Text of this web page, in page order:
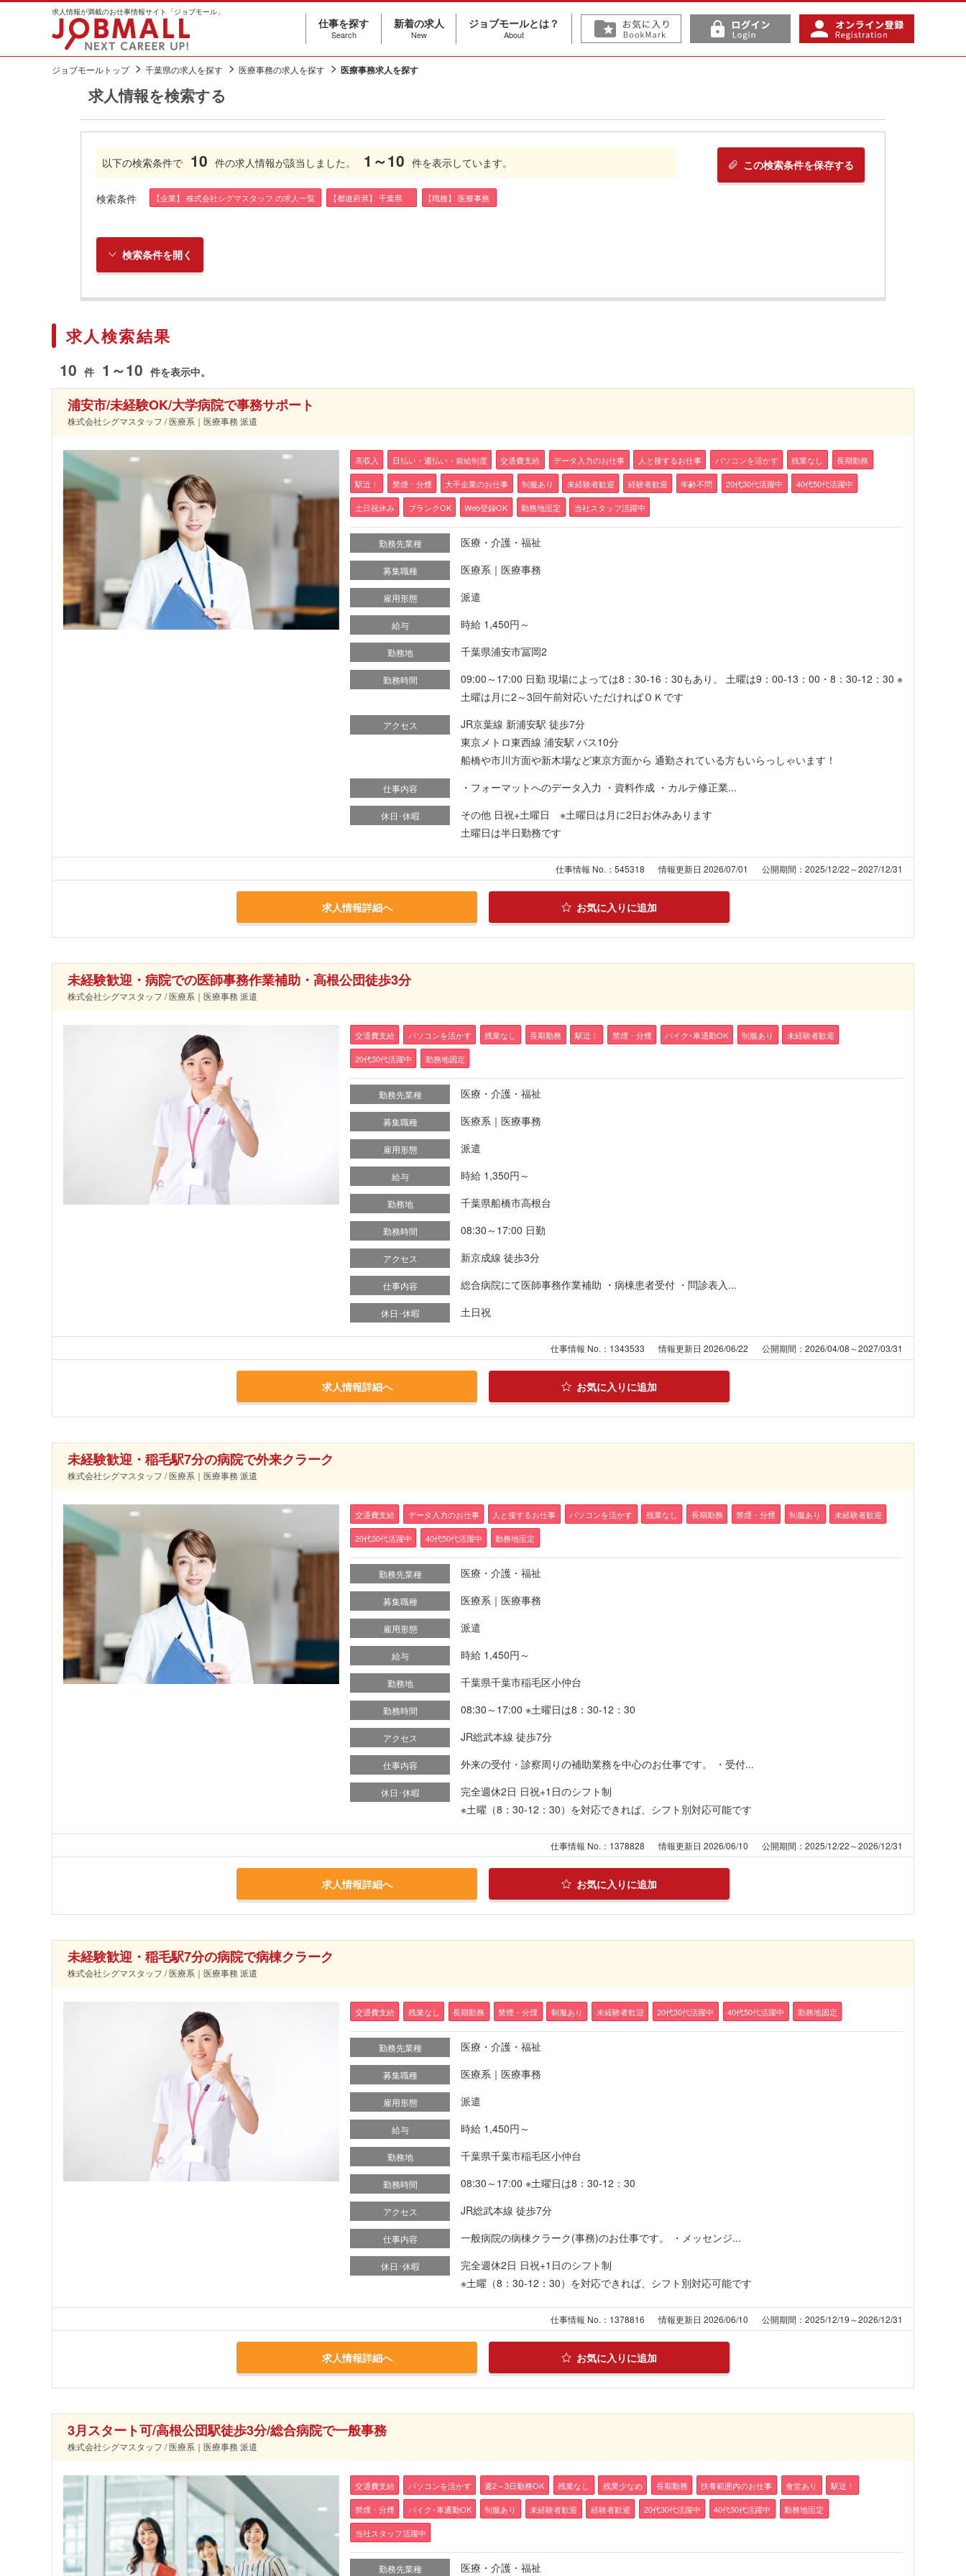
求人情報が満載のお仕事情報サイト「ジョブモール」
仕事を探す
Search
新着の求人
New
ジョブモールとは？
About
ジョブモールトップ 千葉県の求人を探す 医療事務の求人を探す 医療事務求人を探す
求人情報を検索する
この検索条件を保存する
以下の検索条件で 10 件の求人情報が該当しました。 1～10 件を表示しています。
検索条件 【企業】 株式会社シグマスタッフ の求人一覧 【都道府県】 千葉県 【職種】 医療事務
検索条件を開く
求人検索結果
10 件 1～10 件を表示中。
浦安市/未経験OK/大学病院で事務サポート
株式会社シグマスタッフ / 医療系｜医療事務 派遣
高収入 日払い・週払い・前給制度 交通費支給 データ入力のお仕事 人と接するお仕事 パソコンを活かす 残業なし 長期勤務
駅近！ 禁煙・分煙 大手企業のお仕事 制服あり 未経験者歓迎 経験者歓迎 年齢不問 20代30代活躍中 40代50代活躍中
土日祝休み ブランクOK Web登録OK 勤務地固定 当社スタッフ活躍中
勤務先業種 医療・介護・福祉
募集職種 医療系｜医療事務
雇用形態 派遣
給与 時給 1,450円～
勤務地 千葉県浦安市冨岡2
勤務時間
09:00～17:00 日勤 現場によっては8：30-16：30もあり。 土曜は9：00-13：00・8：30-12：30 ※
土曜は月に2～3回午前対応いただければＯＫです
アクセス
JR京葉線 新浦安駅 徒歩7分
東京メトロ東西線 浦安駅 バス10分
船橋や市川方面や新木場など東京方面から 通勤されている方もいらっしゃいます！
仕事内容 ・フォーマットへのデータ入力 ・資料作成 ・カルテ修正業...
休日･休暇
その他 日祝+土曜日 ※土曜日は月に2日お休みあります
土曜日は半日勤務です
仕事情報 No.：545318 情報更新日 2026/07/01 公開期間：2025/12/22～2027/12/31
求人情報詳細へ お気に入りに追加
未経験歓迎・病院での医師事務作業補助・高根公団徒歩3分
株式会社シグマスタッフ / 医療系｜医療事務 派遣
交通費支給 パソコンを活かす 残業なし 長期勤務 駅近！ 禁煙・分煙 バイク･車通勤OK 制服あり 未経験者歓迎
20代30代活躍中 勤務地固定
勤務先業種 医療・介護・福祉
募集職種 医療系｜医療事務
雇用形態 派遣
給与 時給 1,350円～
勤務地 千葉県船橋市高根台
勤務時間 08:30～17:00 日勤
アクセス 新京成線 徒歩3分
仕事内容 総合病院にて医師事務作業補助 ・病棟患者受付 ・問診表入...
休日･休暇 土日祝
仕事情報 No.：1343533 情報更新日 2026/06/22 公開期間：2026/04/08～2027/03/31
求人情報詳細へ お気に入りに追加
未経験歓迎・稲毛駅7分の病院で外来クラーク
株式会社シグマスタッフ / 医療系｜医療事務 派遣
交通費支給 データ入力のお仕事 人と接するお仕事 パソコンを活かす 残業なし 長期勤務 禁煙・分煙 制服あり 未経験者歓迎
20代30代活躍中 40代50代活躍中 勤務地固定
勤務先業種 医療・介護・福祉
募集職種 医療系｜医療事務
雇用形態 派遣
給与 時給 1,450円～
勤務地 千葉県千葉市稲毛区小仲台
勤務時間 08:30～17:00 ※土曜日は8：30-12：30
アクセス JR総武本線 徒歩7分
仕事内容 外来の受付・診察周りの補助業務を中心のお仕事です。 ・受付...
休日･休暇
完全週休2日 日祝+1日のシフト制
※土曜（8：30-12：30）を対応できれば、シフト別対応可能です
仕事情報 No.：1378828 情報更新日 2026/06/10 公開期間：2025/12/22～2026/12/31
求人情報詳細へ お気に入りに追加
未経験歓迎・稲毛駅7分の病院で病棟クラーク
株式会社シグマスタッフ / 医療系｜医療事務 派遣
交通費支給 残業なし 長期勤務 禁煙・分煙 制服あり 未経験者歓迎 20代30代活躍中 40代50代活躍中 勤務地固定
勤務先業種 医療・介護・福祉
募集職種 医療系｜医療事務
雇用形態 派遣
給与 時給 1,450円～
勤務地 千葉県千葉市稲毛区小仲台
勤務時間 08:30～17:00 ※土曜日は8：30-12：30
アクセス JR総武本線 徒歩7分
仕事内容 一般病院の病棟クラーク(事務)のお仕事です。 ・メッセンジ...
休日･休暇
完全週休2日 日祝+1日のシフト制
※土曜（8：30-12：30）を対応できれば、シフト別対応可能です
仕事情報 No.：1378816 情報更新日 2026/06/10 公開期間：2025/12/19～2026/12/31
求人情報詳細へ お気に入りに追加
3月スタート可/高根公団駅徒歩3分/総合病院で一般事務
株式会社シグマスタッフ / 医療系｜医療事務 派遣
交通費支給 パソコンを活かす 週2～3日勤務OK 残業なし 残業少なめ 長期勤務 扶養範囲内のお仕事 食堂あり 駅近！
禁煙・分煙 バイク･車通勤OK 制服あり 未経験者歓迎 経験者歓迎 20代30代活躍中 40代50代活躍中 勤務地固定
当社スタッフ活躍中
勤務先業種 医療・介護・福祉